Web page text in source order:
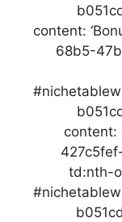
content:
68b5-
content:
td:nth-